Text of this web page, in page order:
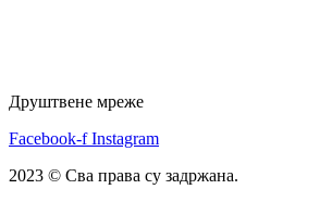
Друштвене мреже
Facebook-f Instagram
2023 © Сва права су задржана.